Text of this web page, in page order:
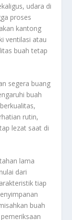
udara di
proses
kantong
ventilasi atau
buah tetap
segera buang
buah
rutin,
lezat saat di
lama
dari
tiap
buah